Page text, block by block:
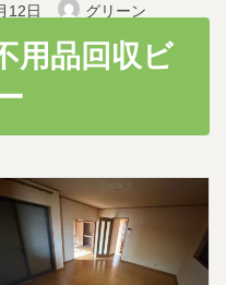
12日 グリーン
用品回収ビ